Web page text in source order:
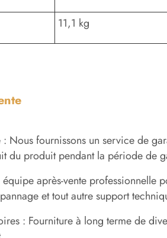
11,1 kg
Nous fournissons un service de
du produit pendant la période de
après-vente professionnelle
et tout autre support
: Fourniture à long terme de